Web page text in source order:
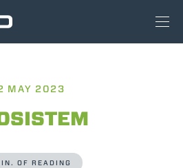
MAY 2023
OF READING